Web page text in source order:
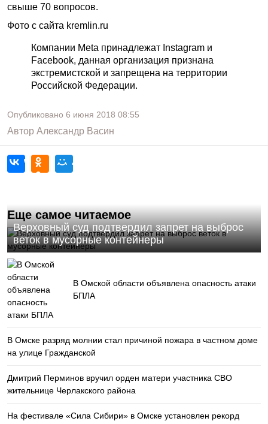
свыше 70 вопросов.
Фото с сайта kremlin.ru
Компании Meta принадлежат Instagram и
Facebook, данная организация признана
экстремистской и запрещена на территории
Российской Федерации.
Опубликовано 6 июня 2018 08:55
Автор Александр Васин
Еще самое читаемое
Верховный суд подтвердил запрет на выброс
веток в мусорные контейнеры
В Омской области объявлена опасность атаки
БПЛА
В Омске разряд молнии стал причиной пожара в частном доме
на улице Гражданской
Дмитрий Перминов вручил орден матери участника СВО
жительнице Черлакского района
На фестивале «Сила Сибири» в Омске установлен рекорд